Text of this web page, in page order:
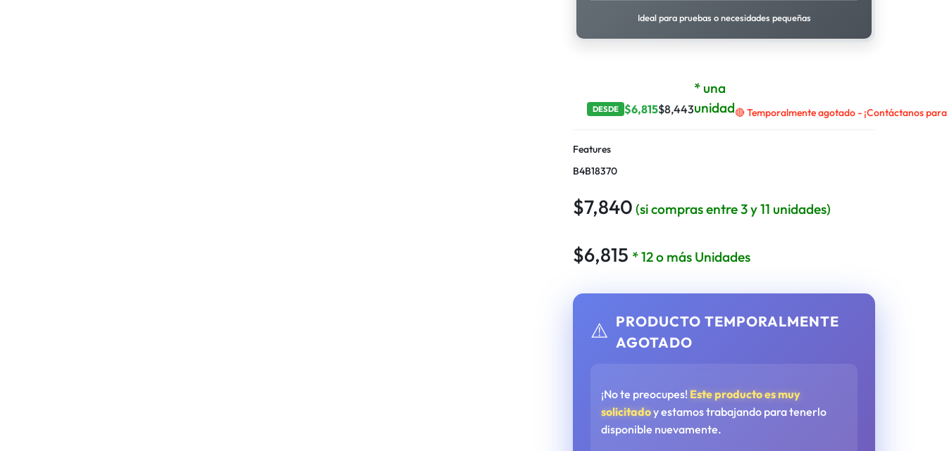
Ideal para pruebas o necesidades pequeñas
DESDE $6,815$8,443
* una
unidad🔴 Temporalmente agotado - ¡Contáctanos
Features
B4B18370
$7,840 (si compras entre 3 y 11 unidades)
$6,815 * 12 o más Unidades
⚠️ PRODUCTO TEMPORALMENTE
AGOTADO
¡No te preocupes! Este producto es muy
solicitadoy estamos trabajando para tenerlo
disponible nuevamente.